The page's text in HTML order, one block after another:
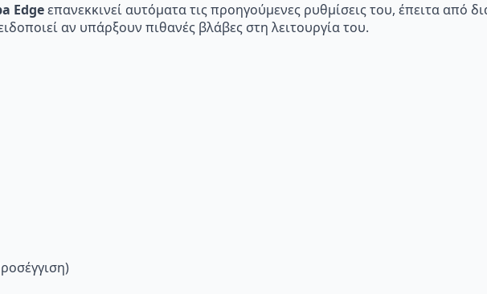
Edgeεπανεκκινεί αυτόματα τις προηγούμενες ρυθμίσεις του, έπειτα από
αν υπάρξουν πιθανές βλάβες στη λειτουργία του.